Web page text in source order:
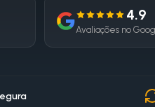
4.9
Avaliações no